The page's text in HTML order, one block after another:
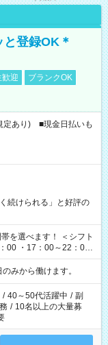
登録OK＊
歓迎
ブランクOK
定あり) ■現金日払いも
続けられる」と好評の
00 ・17：00～22：00
など
みから働けます。
/ 40～50代活躍中 / 副
/ 10名以上の大量募